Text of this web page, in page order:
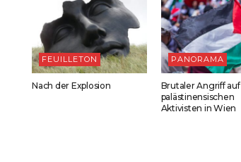
FEUILLETON
Nach der Explosion
PANORAMA
Brutaler Angriff auf
palästinensischen
Aktivisten in Wien